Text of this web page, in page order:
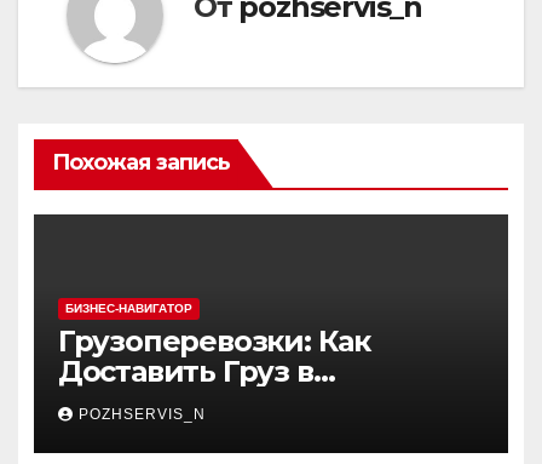
Похожая запись
БИЗНЕС-НАВИГАТОР
Грузоперевозки: Как
Доставить Груз в
Снежногорск
POZHSERVIS_N